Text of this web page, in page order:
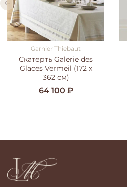
Garnier Thiebaut
Скатерть Galerie des
Glaces Vermeil (172 х
362 см)
64 100 ₽